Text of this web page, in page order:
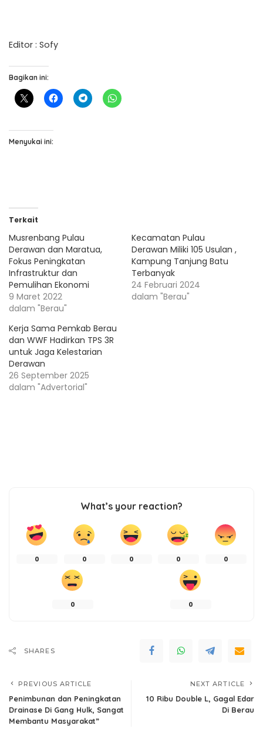
Editor : Sofy
Bagikan ini:
Menyukai ini:
Terkait
Musrenbang Pulau
Derawan dan Maratua,
Fokus Peningkatan
Infrastruktur dan
Pemulihan Ekonomi
9 Maret 2022
dalam "Berau"
Kecamatan Pulau
Derawan Miliki 105 Usulan ,
Kampung Tanjung Batu
Terbanyak
24 Februari 2024
dalam "Berau"
Kerja Sama Pemkab Berau
dan WWF Hadirkan TPS 3R
untuk Jaga Kelestarian
Derawan
26 September 2025
dalam "Advertorial"
What’s your reaction?
0 0 0 0 0
0 0
SHARES
PREVIOUS ARTICLE
Penimbunan dan Peningkatan
Drainase Di Gang Hulk, Sangat
Membantu Masyarakat”
NEXT ARTICLE
10 Ribu Double L, Gagal Edar
Di Berau